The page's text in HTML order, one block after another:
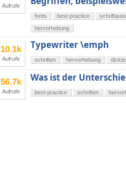
Aufrufe
fonts best-practice
hervorhebung
10.1k
Aufrufe
Typewriter \emph
schriften hervorhebung
56.7k
Aufrufe
Was ist der
best-practice schriften